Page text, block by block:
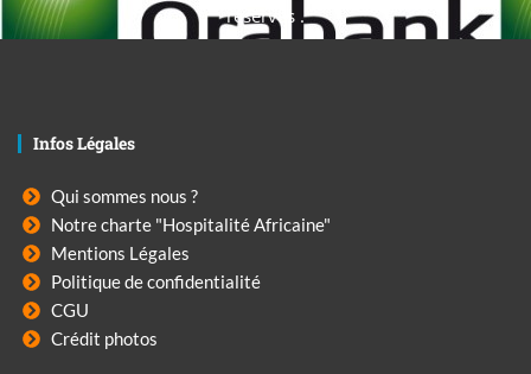
réservés .
Infos Légales
Qui sommes nous ?
Notre charte "Hospitalité Africaine"
Mentions Légales
Politique de confidentialité
CGU
Crédit photos